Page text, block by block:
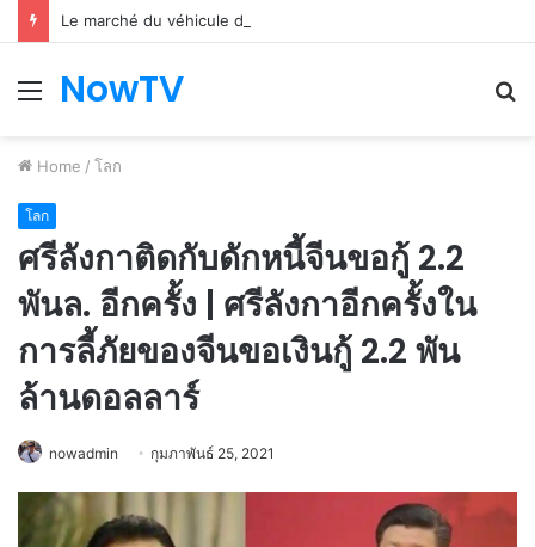
Le marché du véhicule d’occasion en plein essor
Menu
NowTV
Home / โลก
โลก
ศรีลังกาติดกับดักหนี้จีนขอกู้ 2.2
พันล. อีกครั้ง | ศรีลังกาอีกครั้งใน
การลี้ภัยของจีนขอเงินกู้ 2.2 พัน
ล้านดอลลาร์
nowadmin กุมภาพันธ์ 25, 2021